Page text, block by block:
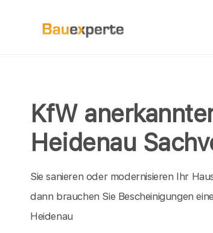
KfW
Heidenau
Sie sanieren oder modernisieren Ihr
dann brauchen Sie Bescheinigungen
Heidenau